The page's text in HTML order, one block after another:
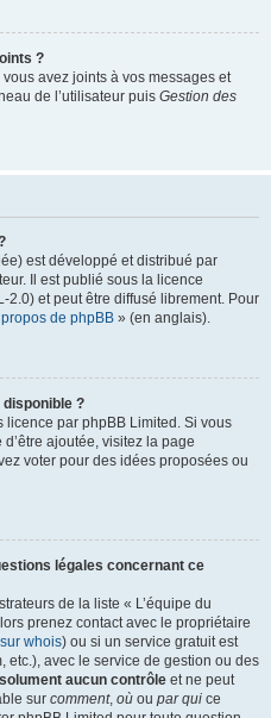
?
avez joints à vos messages et
de l’utilisateur puis Gestion des
est développé et distribué par
Il est publié sous la licence
et peut être diffusé librement. Pour
de phpBB » (en anglais).
disponible ?
par phpBB Limited. Si vous
ajoutée, visitez la page
voter pour des idées proposées ou
légales concernant ce
de la liste « L’équipe du
prenez contact avec le propriétaire
whois) ou si un service gratuit est
etc.), avec le service de gestion ou des
aucun contrôle et ne peut
sur comment, où ou par qui ce